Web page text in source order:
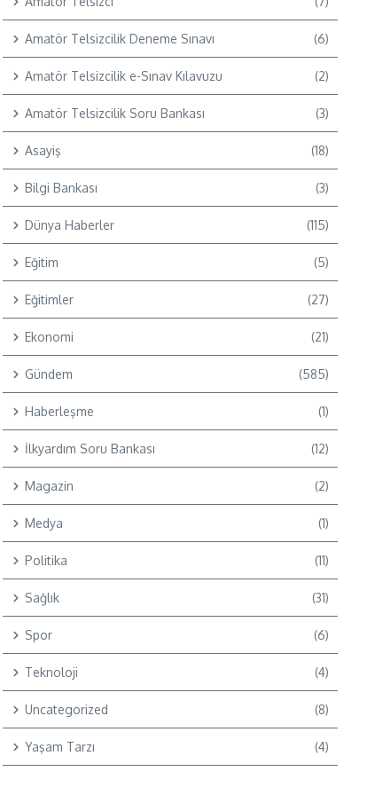
Amatör Telsizcilik Deneme Sınavı (6)
Amatör Telsizcilik e-Sınav Kılavuzu (2)
Amatör Telsizcilik Soru Bankası (3)
Asayiş (18)
Bilgi Bankası (3)
Dünya Haberler (115)
Eğitim (5)
Eğitimler (27)
Ekonomi (21)
Gündem (585)
Haberleşme (1)
İlkyardım Soru Bankası (12)
Magazin (2)
Medya (1)
Politika (11)
Sağlık (31)
Spor (6)
Teknoloji (4)
Uncategorized (8)
Yaşam Tarzı (4)